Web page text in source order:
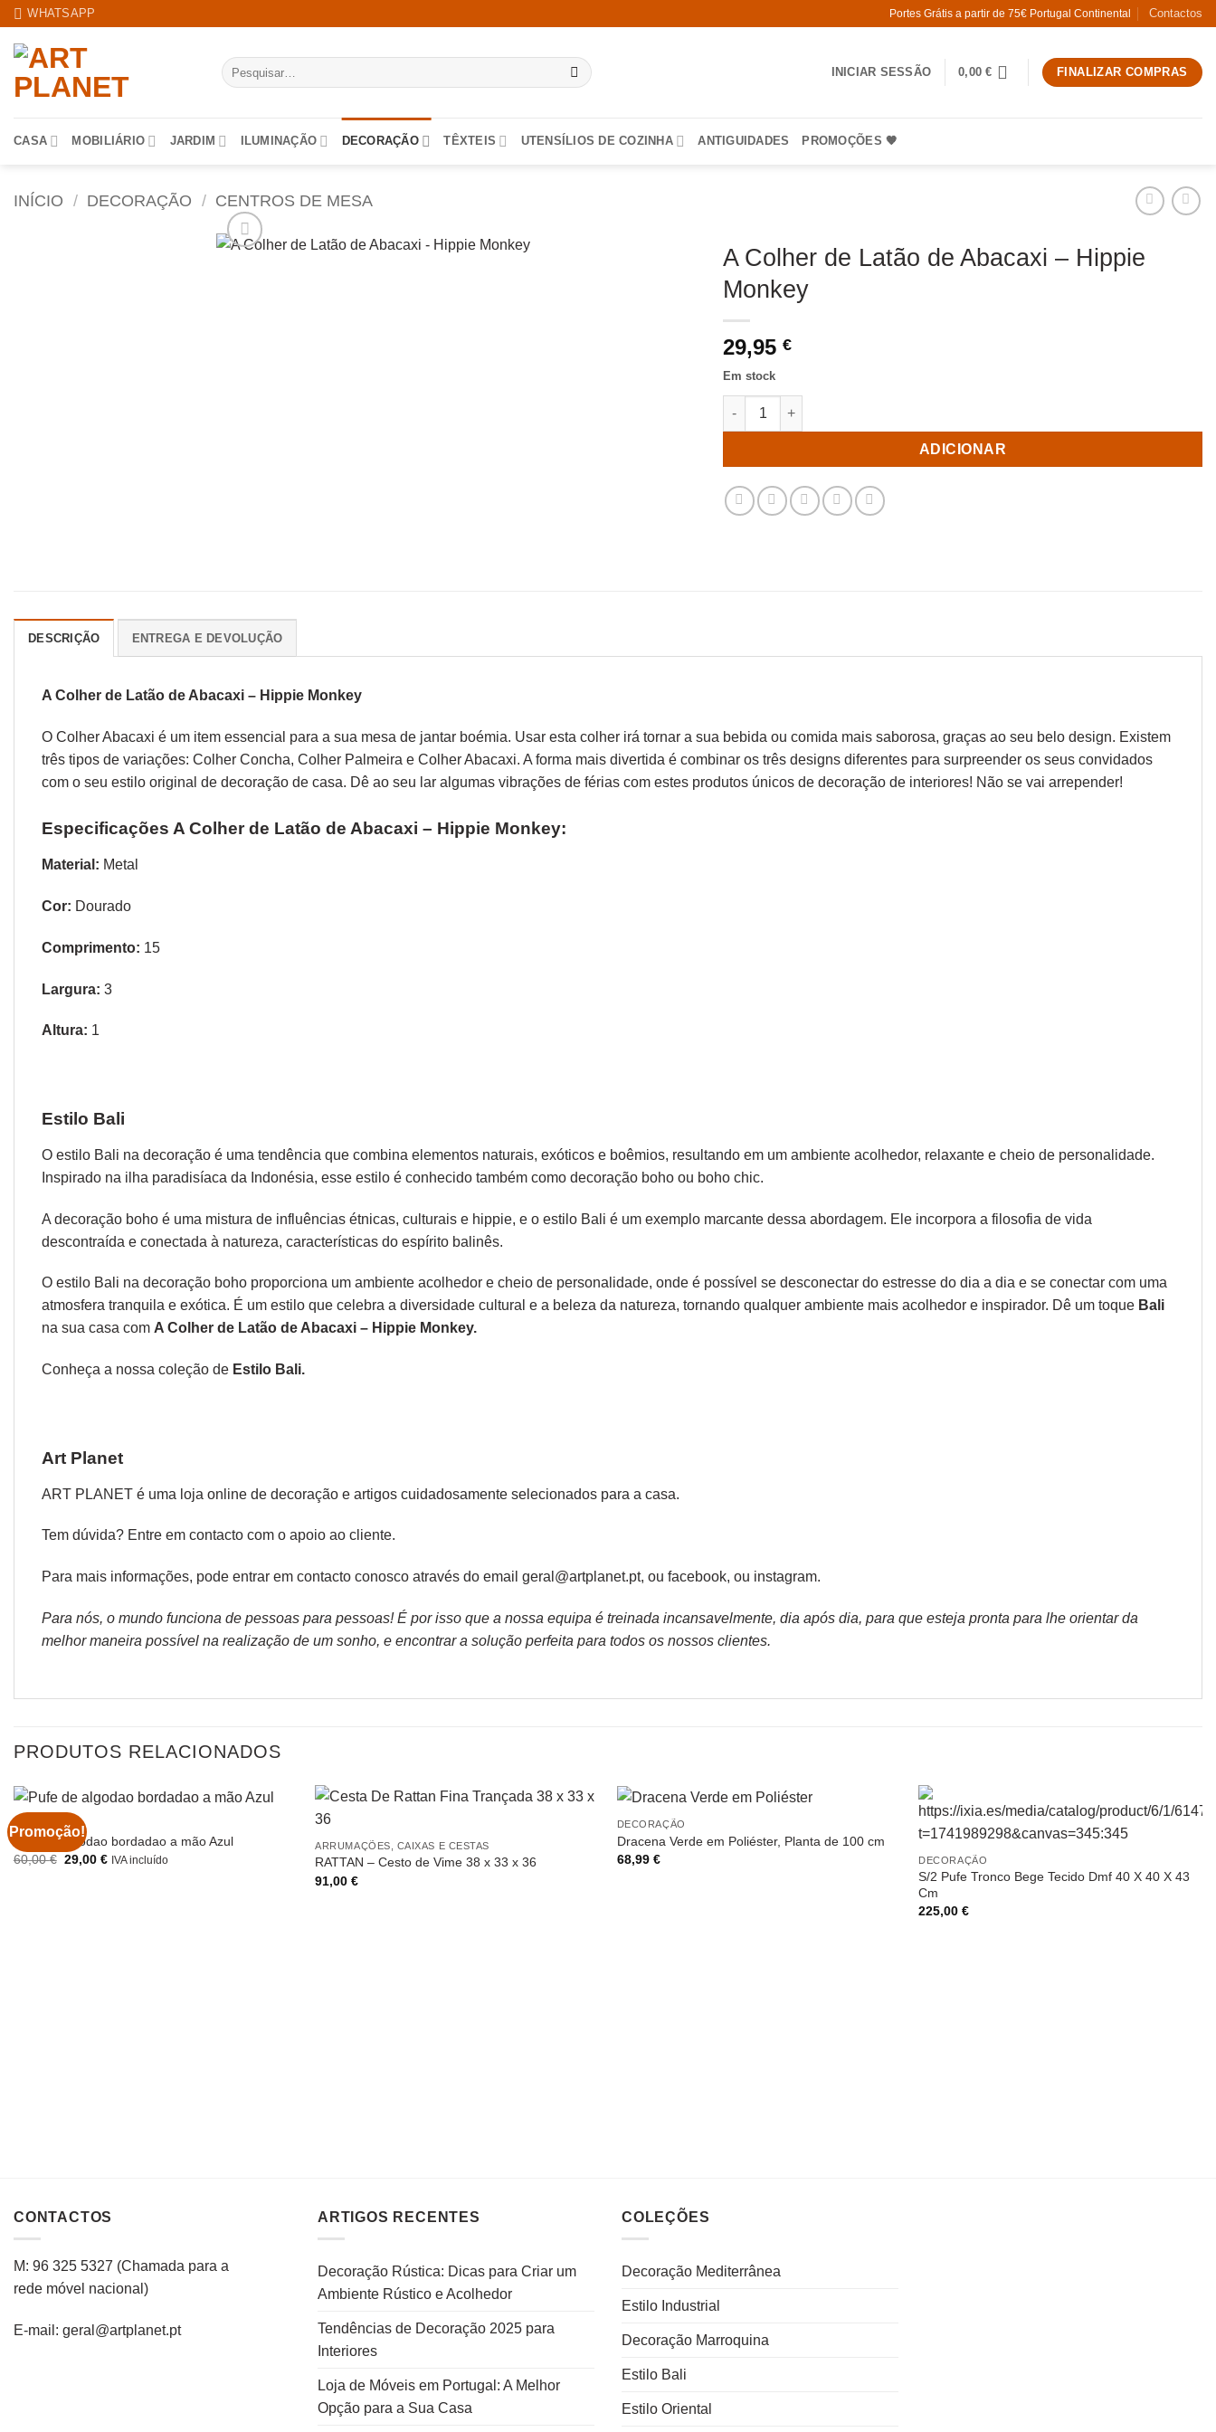
Skip
content
WHATSAPP Portes Grátis a partir de 75€ Portugal Continental Contactos
Pesquisar
por:
INICIAR SESSÃO 0,00€ FINALIZAR COMPRAS
CASA MOBILIÁRIO JARDIM ILUMINAÇÃO DECORAÇÃO TÊXTEIS UTENSÍLIOS DE COZINHA ANTIGUIDADES PROMOÇÕES 🧡
INÍCIO / DECORAÇÃO / CENTROS DE MESA
A Colher de Latão de Abacaxi – Hippie
Monkey
29,95 €
Em stock
Quantidade de A Colher de Latão de Abacaxi - Hippie Monkey
ADICIONAR
DESCRIÇÃO ENTREGA E DEVOLUÇÃO
A Colher de Latão de Abacaxi – Hippie Monkey
O Colher Abacaxi é um item essencial para a sua mesa de jantar boémia. Usar esta colher irá tornar a sua bebida ou comida mais saborosa, graças ao seu belo design. Existem
três tipos de variações: Colher Concha, Colher Palmeira e Colher Abacaxi. A forma mais divertida é combinar os três designs diferentes para surpreender os seus convidados
com o seu estilo original de decoração de casa. Dê ao seu lar algumas vibrações de férias com estes produtos únicos de decoração de interiores! Não se vai arrepender!
Especificações A Colher de Latão de Abacaxi – Hippie Monkey:
Material: Metal
Cor: Dourado
Comprimento: 15
Largura: 3
Altura: 1
Estilo Bali
O estilo Bali na decoração é uma tendência que combina elementos naturais, exóticos e boêmios, resultando em um ambiente acolhedor, relaxante e cheio de personalidade.
Inspirado na ilha paradisíaca da Indonésia, esse estilo é conhecido também como decoração boho ou boho chic.
A decoração boho é uma mistura de influências étnicas, culturais e hippie, e o estilo Bali é um exemplo marcante dessa abordagem. Ele incorpora a filosofia de vida
descontraída e conectada à natureza, características do espírito balinês.
O estilo Bali na decoração boho proporciona um ambiente acolhedor e cheio de personalidade, onde é possível se desconectar do estresse do dia a dia e se conectar com uma
atmosfera tranquila e exótica. É um estilo que celebra a diversidade cultural e a beleza da natureza, tornando qualquer ambiente mais acolhedor e inspirador. Dê um toque Bali
na sua casa com A Colher de Latão de Abacaxi – Hippie Monkey.
Conheça a nossa coleção de Estilo Bali.
Art Planet
ART PLANET é uma loja online de decoração e artigos cuidadosamente selecionados para a casa.
Tem dúvida? Entre em contacto com o apoio ao cliente.
Para mais informações, pode entrar em contacto conosco através do email geral@artplanet.pt, ou facebook, ou instagram.
Para nós, o mundo funciona de pessoas para pessoas! É por isso que a nossa equipa é treinada incansavelmente, dia após dia, para que esteja pronta para lhe orientar da
melhor maneira possível na realização de um sonho, e encontrar a solução perfeita para todos os nossos clientes.
PRODUTOS RELACIONADOS
Promoção!
DECORAÇÃO
Pufe de algodao bordadao a mão Azul
60,00€ O
29,00€OIVA incluído
ARRUMAÇÕES, CAIXAS E CESTAS
RATTAN – Cesto de Vime 38 x 33 x 36
91,00€
DECORAÇÃO
Dracena Verde em Poliéster, Planta de 100 cm
68,99 € DECORAÇÃO
S/2 Pufe Tronco Bege Tecido Dmf 40 X 40 X 43
Cm
225,00€
CONTACTOS
M: 96 325 5327 (Chamada para a
rede móvel nacional )
E-mail: geral@artplanet.pt
ARTIGOS RECENTES
Decoração Rústica: Dicas para Criar um
Ambiente Rústico e Acolhedor
Tendências de Decoração 2025 para
Interiores
Loja de Móveis em Portugal: A Melhor
Opção para a Sua Casa
COLEÇÕES
Decoração Mediterrânea
Estilo Industrial
Decoração Marroquina
Estilo Bali
Estilo Oriental